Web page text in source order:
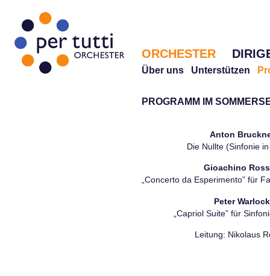
ORCHESTER
Über uns Unterstützen
PROGRAMM IM
Anton
Die Nullte (Sinfonie
Gioachino
„Concerto da Esperimento” für
Peter Warlock
„Capriol Suite” für
Leitung: Nikolaus